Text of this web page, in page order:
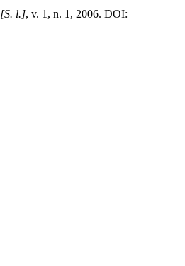
[S. l.], v. 1, n. 1, 2006. DOI: